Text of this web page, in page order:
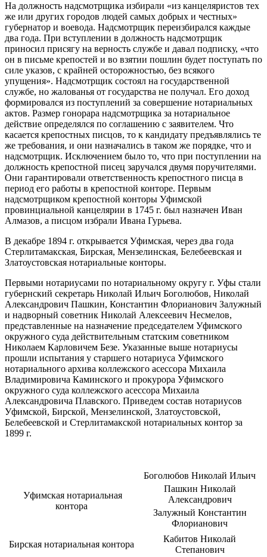
На должность надсмотрщика избирали «из канцеляристов тех
же или других городов людей самых добрых и честных»
губернатор и воевода. Надсмотрщик переизбирался каждые
два года. При вступлении в должность надсмотрщик
приносил присягу на верность службе и давал подписку, «что
он в письме крепостей и во взятии пошлин будет поступать по
силе указов, с крайней осторожностью, без всякого
упущения». Надсмотрщик состоял на государственной
службе, но жалованья от государства не получал. Его доход
формировался из поступлений за совершение нотариальных
актов. Размер гонорара надсмотрщика за нотариальное
действие определялся по соглашению с заявителем. Что
касается крепостных писцов, то к кандидату предъявлялись те
же требования, и они назначались в таком же порядке, что и
надсмотрщик. Исключением было то, что при поступлении на
должность крепостной писец заручался двумя поручителями.
Они гарантировали ответственность крепостного писца в
период его работы в крепостной конторе. Первым
надсмотрщиком крепостной конторы Уфимской
провинциальной канцелярии в 1745 г. был назначен Иван
Алмазов, а писцом избрали Ивана Гурьева.
В декабре 1894 г. открывается Уфимская, через два года
Стерлитамакская, Бирская, Мензелинская, Белебеевская и
Златоустовская нотариальные конторы.
Первыми нотариусами по нотариальному округу г. Уфы стали
губернский секретарь Николай Ильич Боголюбов, Николай
Александрович Пашкин, Константин Флорианович Залужный
и надворный советник Николай Алексеевич Несмелов,
представленные на назначение председателем Уфимского
окружного суда действительным статским советником
Николаем Карловичем Безе. Указанные выше нотариусы
прошли испытания у старшего нотариуса Уфимского
нотариального архива коллежского асессора Михаила
Владимировича Каминского и прокурора Уфимского
окружного суда коллежского асессора Михаила
Александровича Плавского. Приведем состав нотариусов
Уфимской, Бирской, Мензелинской, Златоустовской,
Белебеевской и Стерлитамакской нотариальных контор за
1899 г.
Уфимская нотариальная
контора
Боголюбов Николай Ильич
Пашкин Николай
Александрович
Залужный Константин
Флорианович
Бирская нотариальная контора
Кабитов Николай
Степанович